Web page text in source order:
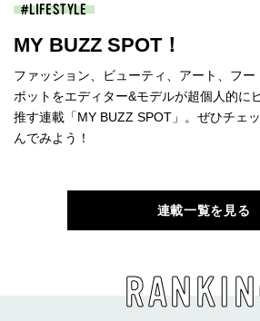
LIFESTYLE
MY BUZZ SPOT！
ファッション、ビューティ、アート、フ
ポットをエディター&モデルが超個人的に
推す連載「MY BUZZ SPOT」。ぜひチェ
んでみよう！
連載一覧を見る